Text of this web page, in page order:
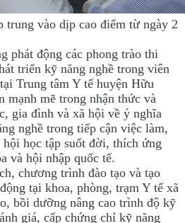
trung vào dịp cao điểm từ ngày 2
phát động các phong trào thi
triển kỹ năng nghề trong viên
Trung tâm Y tế huyện Hữu
mạnh mẽ trong nhận thức và
gia đình và xã hội về ý nghĩa
nghề trong tiếp cận việc làm,
hội học tập suốt đời, thích ứng
và hội nhập quốc tế.
chương trình đào tạo và tạo
tại khoa, phòng, trạm Y tế xã
bồi dưỡng nâng cao trình độ kỹ
giá, cấp chứng chỉ kỹ năng